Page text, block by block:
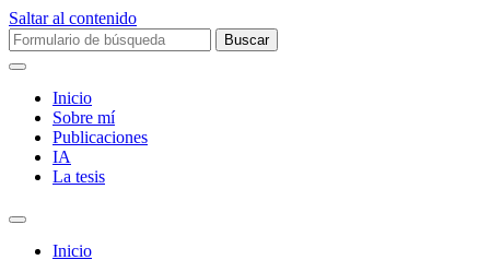
Saltar al contenido
Buscar:
Inicio
Sobre mí­
Publicaciones
IA
La tesis
Alternar
Inicio